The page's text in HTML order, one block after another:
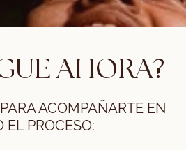
AHORA?
ACOMPAÑARTE EN
EL PROCESO: